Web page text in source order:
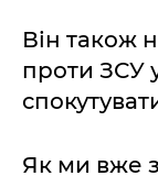
Він також
проти ЗСУ
Як ми вже